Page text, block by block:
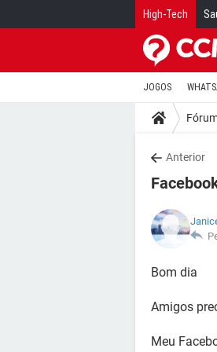
High-Tech
JOGOS
Anterior
Bom dia
Amigos
Meu